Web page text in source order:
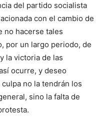
del partido socialista
con el cambio de
no hacerse tales
por un largo periodo, de
la victoria de las
ocurre, y deseo
no la tendrán los
sino la falta de